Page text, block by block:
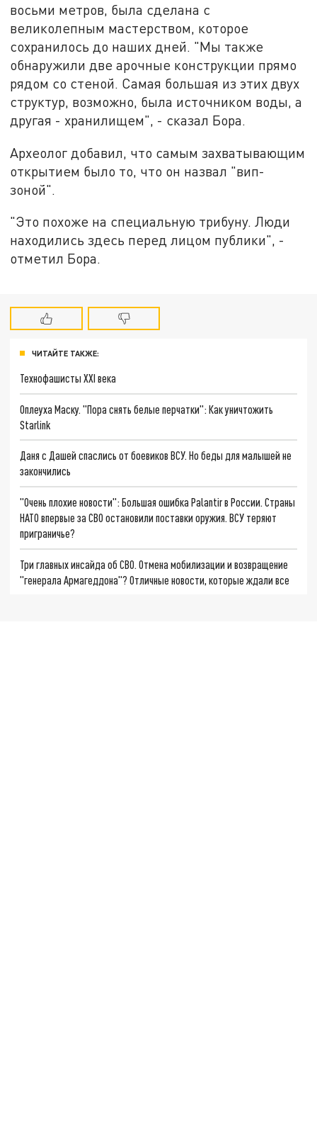
восьми метров, была сделана с
великолепным мастерством, которое
сохранилось до наших дней. "Мы также
обнаружили две арочные конструкции прямо
рядом со стеной. Самая большая из этих двух
структур, возможно, была источником воды, а
другая - хранилищем", - сказал Бора.
Археолог добавил, что самым захватывающим
открытием было то, что он назвал "вип-
зоной".
"Это похоже на специальную трибуну. Люди
находились здесь перед лицом публики", -
отметил Бора.
ЧИТАЙТЕ ТАКЖЕ:
Технофашисты XXI века
Оплеуха Маску. "Пора снять белые перчатки": Как уничтожить
Starlink
Даня с Дашей спаслись от боевиков ВСУ. Но беды для малышей не
закончились
"Очень плохие новости": Большая ошибка Palantir в России. Страны
НАТО впервые за СВО остановили поставки оружия. ВСУ теряют
приграничье?
Три главных инсайда об СВО. Отмена мобилизации и возвращение
"генерала Армагеддона"? Отличные новости, которые ждали все